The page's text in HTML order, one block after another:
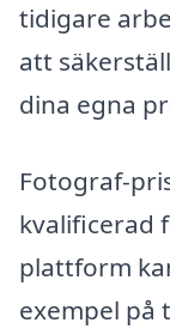
tidigare
att
dina egna
Fotograf-
kvalificerad
plattform
exempel på